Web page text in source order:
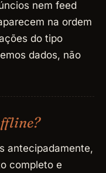
nem feed
na ordem
do tipo
dados, não
antecipadamente,
completo e